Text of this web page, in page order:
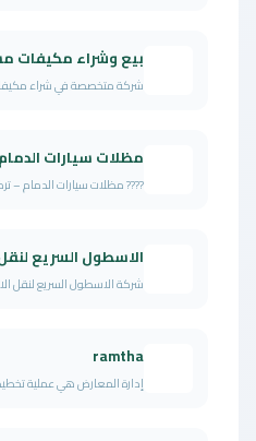
بيع وشراء مكيفات مستعملة
شركة متخصصة في شراء مكيفات مستعملة بالرياض
مظلات سيارات الدمام
???? مظلات سيارات الدمام – تركيب وأنواع
الاسطول السريع لنقل الاثاث
شركة الاسطول السريع لنقل الاثاث اكبر مؤسسة
إدارة المعارض هي عملية تخطيط وتنظيم وتنفيذ